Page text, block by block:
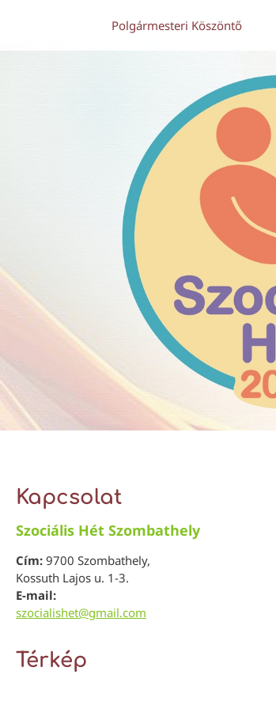
Polgármesteri Köszöntő
Kapcsolat
Szociális Hét Szombathely
Cím: 9700 Szombathely,
Kossuth Lajos u. 1-3.
E-mail:
szocialishet@gmail.com
Térkép